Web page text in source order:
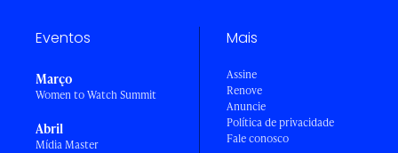
Eventos
Março
Women to Watch Summit
Abril
Mídia Master
Mais
Assine
Renove
Anuncie
Política de privacidade
Fale conosco